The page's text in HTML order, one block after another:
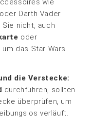
wie
Darth Vader
Sie nicht, auch
oder
das Star Wars
die Verstecke:
durchführen, sollten
überprüfen, um
verläuft.